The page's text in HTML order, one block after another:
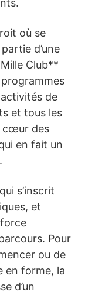
où se
d’une
Club**
de
et tous les
cœur des
en fait un
s’inscrit
et
Pour
ou de
en forme, la
d’un